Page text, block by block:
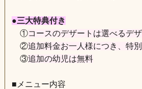
●三大特典付き
①コースのデザートは選べるデ
②追加料金お一人様につき、特
③追加の幼児は無料
■メニュー内容